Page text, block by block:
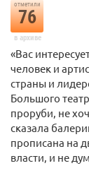
отметили
76
в архиве
«Вас
человек и
страны и
Большого
проруби, не
сказала
прописана на
власти, и не